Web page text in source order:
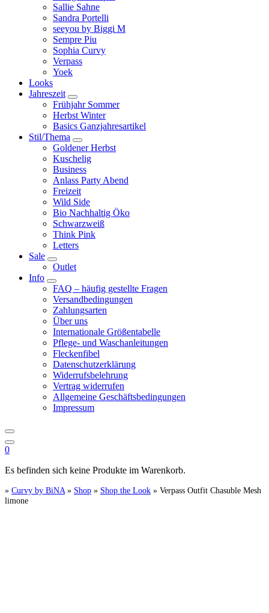
Sallie Sahne
Sandra Portelli
seeyou by Biggi M
Sempre Piu
Sophia Curvy
Verpass
Yoek
Looks
Jahreszeit
Frühjahr Sommer
Herbst Winter
Basics Ganzjahresartikel
Stil/Thema
Goldener Herbst
Kuschelig
Business
Anlass Party Abend
Freizeit
Wild Side
Bio Nachhaltig Öko
Schwarzweiß
Think Pink
Letters
Sale
Outlet
Info
FAQ – häufig gestellte Fragen
Versandbedingungen
Zahlungsarten
Über uns
Internationale Größentabelle
Pflege- und Waschanleitungen
Fleckenfibel
Datenschutzerklärung
Widerrufsbelehrung
Vertrag widerrufen
Allgemeine Geschäftsbedingungen
Impressum
0
Es befinden sich keine Produkte im Warenkorb.
» Curvy by BiNA » Shop » Shop the Look » Verpass Outfit Chasuble Mesh
limone